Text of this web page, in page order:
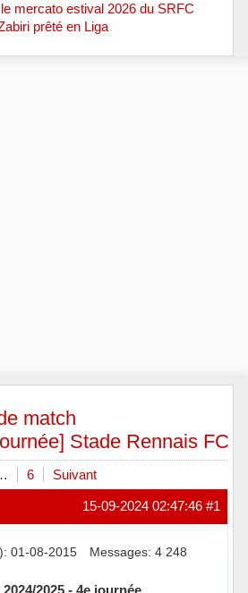
mercato estival 2026 du SRFC
prêté en Liga
match
Stade Rennais FC
6 Suivant
#1
15-09-2024 02:47:46
01-08-2015 Messages: 4 248
2025 - 4e journée